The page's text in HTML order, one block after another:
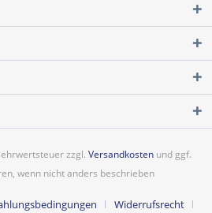
zzgl. Versandkosten und ggf.
wenn nicht anders beschrieben
Widerrufsrecht